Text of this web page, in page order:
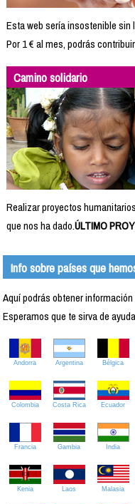
Esta web sería insostenible sin
Por 1 € al mes, podrás
Camino solidario
Realizar proyectos
que nos ha dado.ÚLTIMO
Info sobre países que
Aquí podrás obtener
Esperamos que te sirva de
Andorra Argentina Bélgica
Colombia Costa Rica Ecuador
Francia Gambia India
Kenia Laos Malasia